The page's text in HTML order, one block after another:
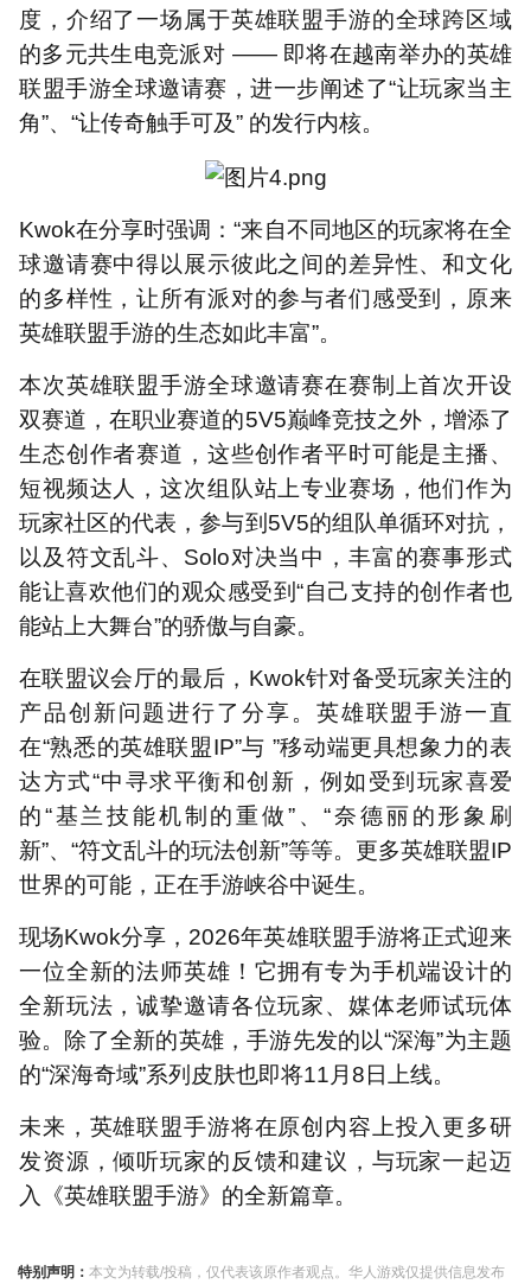
度，介绍了一场属于英雄联盟手游的全球跨区域
的多元共生电竞派对 —— 即将在越南举办的英雄
联盟手游全球邀请赛，进一步阐述了“让玩家当主
角”、“让传奇触手可及” 的发行内核。
Kwok在分享时强调：“来自不同地区的玩家将在全
球邀请赛中得以展示彼此之间的差异性、和文化
的多样性，让所有派对的参与者们感受到，原来
英雄联盟手游的生态如此丰富”。
本次英雄联盟手游全球邀请赛在赛制上首次开设
双赛道，在职业赛道的5V5巅峰竞技之外，增添了
生态创作者赛道，这些创作者平时可能是主播、
短视频达人，这次组队站上专业赛场，他们作为
玩家社区的代表，参与到5V5的组队单循环对抗，
以及符文乱斗、Solo对决当中，丰富的赛事形式
能让喜欢他们的观众感受到“自己支持的创作者也
能站上大舞台”的骄傲与自豪。
在联盟议会厅的最后，Kwok针对备受玩家关注的
产品创新问题进行了分享。英雄联盟手游一直
在“熟悉的英雄联盟IP”与 ”移动端更具想象力的表
达方式“中寻求平衡和创新，例如受到玩家喜爱
的“基兰技能机制的重做”、“奈德丽的形象刷
新”、“符文乱斗的玩法创新”等等。更多英雄联盟IP
世界的可能，正在手游峡谷中诞生。
现场Kwok分享，2026年英雄联盟手游将正式迎来
一位全新的法师英雄！它拥有专为手机端设计的
全新玩法，诚挚邀请各位玩家、媒体老师试玩体
验。除了全新的英雄，手游先发的以“深海”为主题
的“深海奇域”系列皮肤也即将11月8日上线。
未来，英雄联盟手游将在原创内容上投入更多研
发资源，倾听玩家的反馈和建议，与玩家一起迈
入《英雄联盟手游》的全新篇章。
特别声明： 本文为转载/投稿，仅代表该原作者观点。华人游戏仅提供信息发布